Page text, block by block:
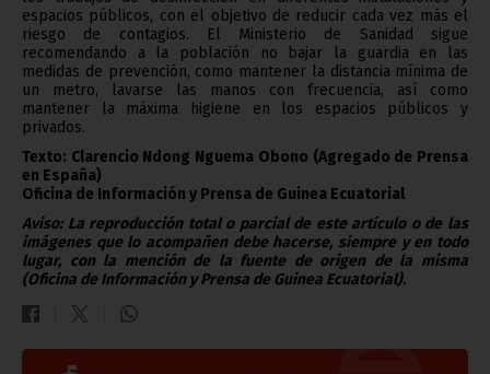
espacios públicos, con el objetivo de reducir cada vez más el
riesgo de contagios. El Ministerio de Sanidad sigue
recomendando a la población no bajar la guardia en las
medidas de prevención, como mantener la distancia mínima de
un metro, lavarse las manos con frecuencia, así como
mantener la máxima higiene en los espacios públicos y
privados.
Texto: Clarencio Ndong Nguema Obono (Agregado de Prensa
en España)
Oficina de Información y Prensa de Guinea Ecuatorial
Aviso: La reproducción total o parcial de este artículo o de las
imágenes que lo acompañen debe hacerse, siempre y en todo
lugar, con la mención de la fuente de origen de la misma
(Oficina de Información y Prensa de Guinea Ecuatorial).